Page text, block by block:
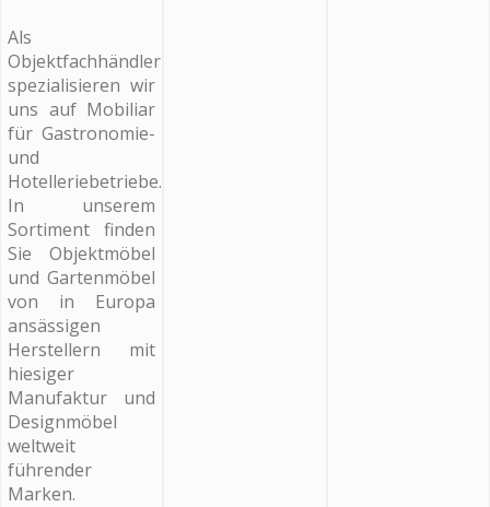
Als
Objektfachhändler
spezialisieren wir
uns auf Mobiliar
für Gastronomie-
und
Hotelleriebetriebe.
In unserem
Sortiment finden
Sie Objektmöbel
und Gartenmöbel
von in Europa
ansässigen
Herstellern mit
hiesiger
Manufaktur und
Designmöbel
weltweit
führender
Marken.